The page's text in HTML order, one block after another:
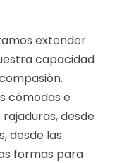
extender
capacidad
cómodas e
desde
desde las
formas para